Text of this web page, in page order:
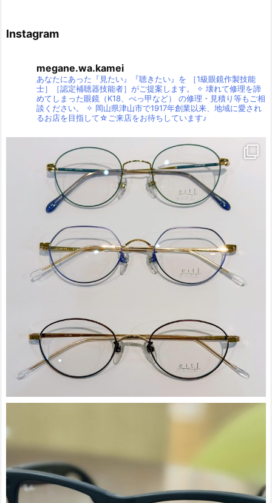
Instagram
megane.wa.kamei
あなたにあった『見たい』『聴きたい』を ［1級眼鏡作製技能
士］［認定補聴器技能者］がご提案します。
✧ 壊れて修理を諦
めてしまった眼鏡（K18、べっ甲など）
の修理・見積り等もご相
談ください。
✧ 岡山県津山市で1917年創業以来、地域に愛され
るお店を目指して☆ご来店をお待ちしています♪